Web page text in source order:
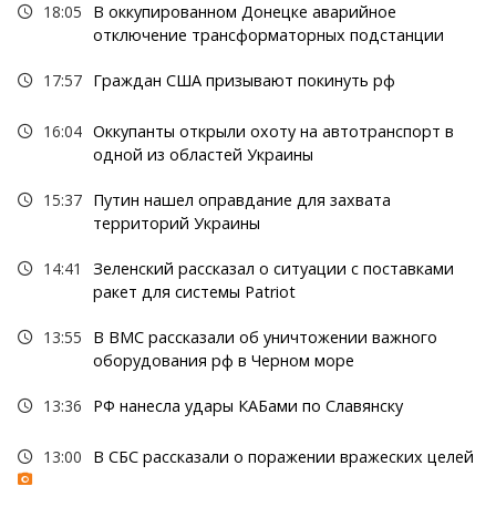
18:05
В оккупированном Донецке аварийное
отключение трансформаторных подстанции
17:57 Граждан США призывают покинуть рф
16:04 Оккупанты открыли охоту на автотранспорт в
одной из областей Украины
15:37 Путин нашел оправдание для захвата
территорий Украины
14:41
Зеленский рассказал о ситуации с поставками
ракет для системы Patriot
13:55
В ВМС рассказали об уничтожении важного
оборудования рф в Черном море
13:36 РФ нанесла удары КАБами по Славянску
13:00 В СБС рассказали о поражении вражеских целей